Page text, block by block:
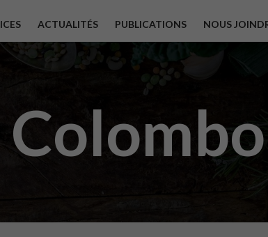
ACTUALITÉS PUBLICATIONS NOUS